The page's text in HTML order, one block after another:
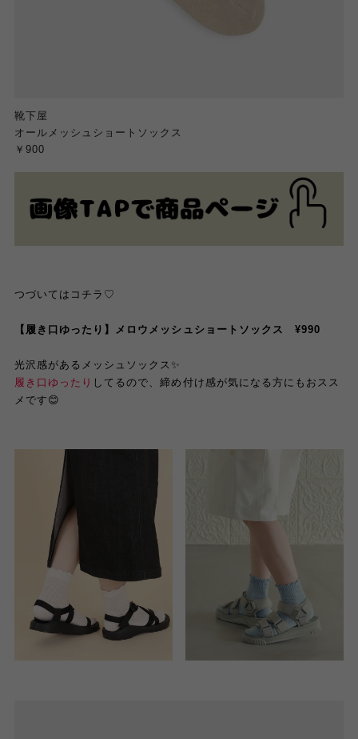
靴下屋
オールメッシュショートソックス
￥900
つづいてはコチラ♡
【履き口ゆったり】メロウメッシュショートソックス ¥990
光沢感があるメッシュソックス✨
履き口ゆったり してるので、締め付け感が気になる方にもおスス
メです😊